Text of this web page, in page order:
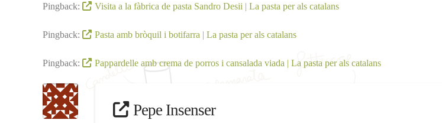
Pingback: Visita a la fàbrica de pasta Sandro Desii | La pasta per als catalans
Pingback: Pasta amb bròquil i botifarra | La pasta per als catalans
Pingback: Pappardelle amb crema de porros i cansalada viada | La pasta per als catalans
Pepe Insenser